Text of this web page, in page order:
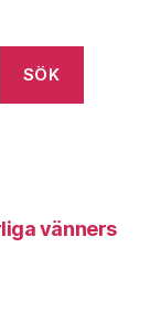
SÖK
vänners